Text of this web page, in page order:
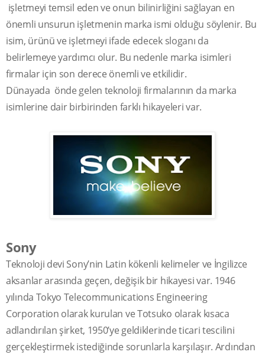
işletmeyi temsil eden ve onun bilinirliğini sağlayan en
önemli unsurun işletmenin marka ismi olduğu söylenir. Bu
isim, ürünü ve işletmeyi ifade edecek sloganı da
belirlemeye yardımcı olur. Bu nedenle marka isimleri
firmalar için son derece önemli ve etkilidir.
Dünayada önde gelen teknoloji firmalarının da marka
isimlerine dair birbirinden farklı hikayeleri var.
Sony
Teknoloji devi Sony’nin Latin kökenli kelimeler ve İngilizce
aksanlar arasında geçen, değişik bir hikayesi var. 1946
yılında Tokyo Telecommunications Engineering
Corporation olarak kurulan ve Totsuko olarak kısaca
adlandırılan şirket, 1950’ye geldiklerinde ticari tescilini
gerçekleştirmek istediğinde sorunlarla karşılaşır. Ardından